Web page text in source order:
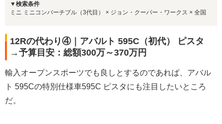
▼検索条件
ミニ ミニコンバーチブル（3代目） × ジョン・クーパー・ワークス × 全国
12Rの代わり④｜アバルト 595C（初代） ピスタ
→予算目安：総額300万～370万円
輸入オープンスポーツでも良しとするのであれば、アバル
ト 595Cの特別仕様車595C ピスタにも注目したいところ
だ。